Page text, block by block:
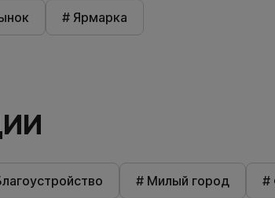
# Ярмарка
# Милый город #